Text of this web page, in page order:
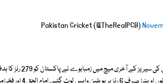
تین ایک روزہ